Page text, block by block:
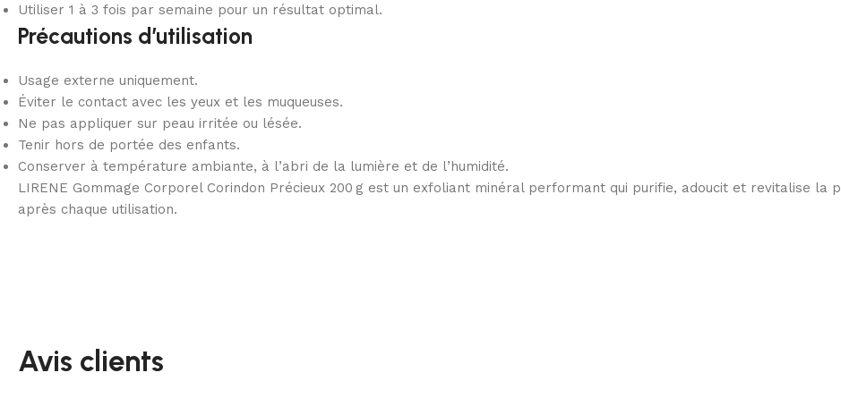
Utiliser 1 à 3 fois par semaine pour un résultat optimal.
Précautions d’utilisation
Usage externe uniquement.
Éviter le contact avec les yeux et les muqueuses.
Ne pas appliquer sur peau irritée ou lésée.
Tenir hors de portée des enfants.
Conserver à température ambiante, à l’abri de la lumière et de l’humidité.
LIRENE Gommage Corporel Corindon Précieux 200 g est un exfoliant minéral performant qui purifie, adoucit et revitalise
après chaque utilisation.
Avis clients